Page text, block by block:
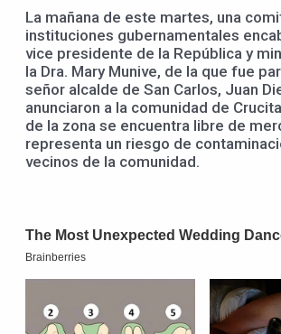
La mañana de este martes, una
instituciones gubernamentales
vice presidente de la República y
la Dra. Mary Munive, de la que fue
señor alcalde de San Carlos, Juan
anunciaron a la comunidad de
de la zona se encuentra libre de
representa un riesgo de
vecinos de la comunidad.